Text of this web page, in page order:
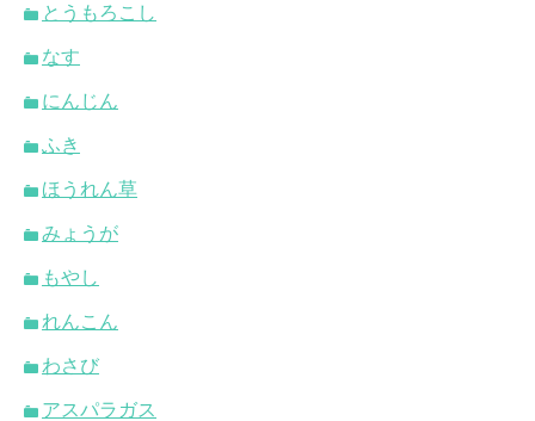
とうもろこし
なす
にんじん
ふき
ほうれん草
みょうが
もやし
れんこん
わさび
アスパラガス